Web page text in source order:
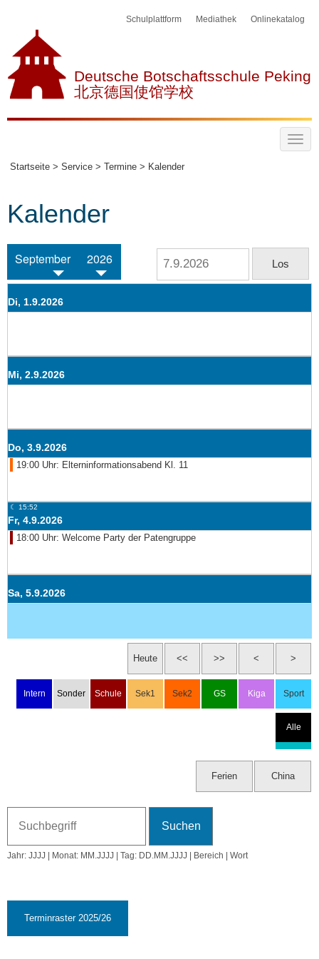
Onlinekatalog
Mediathek
Schulplattform
Deutsche Botschaftsschule Peking
北京德国使馆学校
Startseite > Service > Termine > Kalender
Kalender
September 2026
Di, 1.9.2026
Mi, 2.9.2026
Do, 3.9.2026
19:00 Uhr: Elterninformationsabend Kl. 11
☾ 15:52
Fr, 4.9.2026
18:00 Uhr: Welcome Party der Patengruppe
Sa, 5.9.2026
Di, 8.9.2026
18:30 Uhr: Elternabend Klassen 3
19:00 Uhr: Elternabend Klassen 4
Mi, 9.9.2026
18:30 Uhr: Elternabend Klassen 5
Jahr: JJJJ | Monat: MM.JJJJ | Tag: DD.MM.JJJJ | Bereich | Wort